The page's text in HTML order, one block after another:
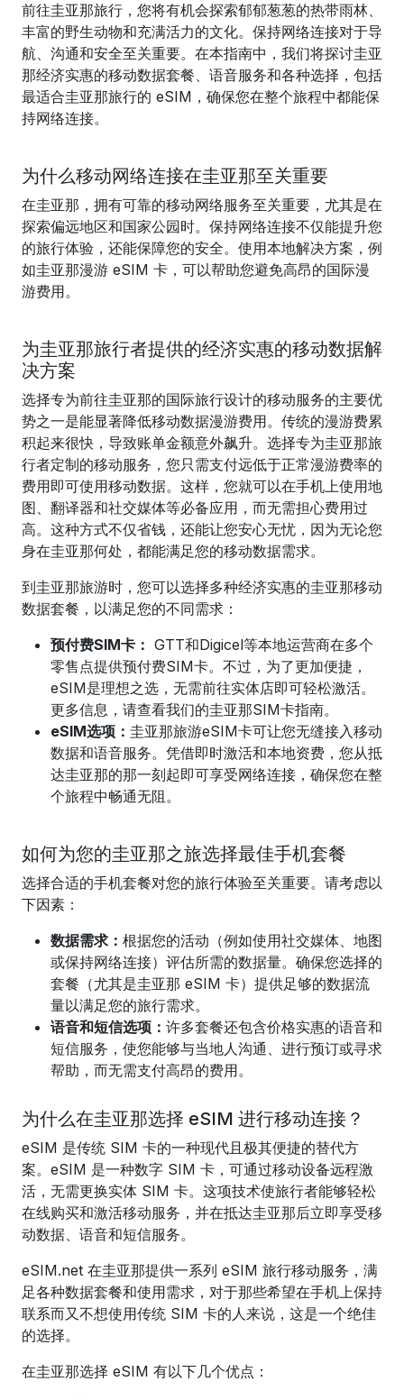
前往圭亚那旅行，您将有机会探索郁郁葱葱的热带雨林、
丰富的野生动物和充满活力的文化。保持网络连接对于导
航、沟通和安全至关重要。在本指南中，我们将探讨圭亚
那经济实惠的移动数据套餐、语音服务和各种选择，包括
最适合圭亚那旅行的 eSIM，确保您在整个旅程中都能保
持网络连接。
为什么移动网络连接在圭亚那至关重要
在圭亚那，拥有可靠的移动网络服务至关重要，尤其是在
探索偏远地区和国家公园时。保持网络连接不仅能提升您
的旅行体验，还能保障您的安全。使用本地解决方案，例
如圭亚那漫游 eSIM 卡，可以帮助您避免高昂的国际漫
游费用。
为圭亚那旅行者提供的经济实惠的移动数据解
决方案
选择专为前往圭亚那的国际旅行设计的移动服务的主要优
势之一是能显著降低移动数据漫游费用。传统的漫游费累
积起来很快，导致账单金额意外飙升。选择专为圭亚那旅
行者定制的移动服务，您只需支付远低于正常漫游费率的
费用即可使用移动数据。这样，您就可以在手机上使用地
图、翻译器和社交媒体等必备应用，而无需担心费用过
高。这种方式不仅省钱，还能让您安心无忧，因为无论您
身在圭亚那何处，都能满足您的移动数据需求。
到圭亚那旅游时，您可以选择多种经济实惠的圭亚那移动
数据套餐，以满足您的不同需求：
预付费SIM卡： GTT和Digicel等本地运营商在多个
零售点提供预付费SIM卡。不过，为了更加便捷，
eSIM是理想之选，无需前往实体店即可轻松激活。
更多信息，请查看我们的圭亚那SIM卡指南。
eSIM选项： 圭亚那旅游eSIM卡可让您无缝接入移动
数据和语音服务。凭借即时激活和本地资费，您从抵
达圭亚那的那一刻起即可享受网络连接，确保您在整
个旅程中畅通无阻。
如何为您的圭亚那之旅选择最佳手机套餐
选择合适的手机套餐对您的旅行体验至关重要。请考虑以
下因素：
数据需求： 根据您的活动（例如使用社交媒体、地图
或保持网络连接）评估所需的数据量。确保您选择的
套餐（尤其是圭亚那 eSIM 卡）提供足够的数据流
量以满足您的旅行需求。
语音和短信选项： 许多套餐还包含价格实惠的语音和
短信服务，使您能够与当地人沟通、进行预订或寻求
帮助，而无需支付高昂的费用。
为什么在圭亚那选择 eSIM 进行移动连接？
eSIM 是传统 SIM 卡的一种现代且极其便捷的替代方
案。eSIM 是一种数字 SIM 卡，可通过移动设备远程激
活，无需更换实体 SIM 卡。这项技术使旅行者能够轻松
在线购买和激活移动服务，并在抵达圭亚那后立即享受移
动数据、语音和短信服务。
eSIM.net 在圭亚那提供一系列 eSIM 旅行移动服务，满
足各种数据套餐和使用需求，对于那些希望在手机上保持
联系而又不想使用传统 SIM 卡的人来说，这是一个绝佳
的选择。
在圭亚那选择 eSIM 有以下几个优点：